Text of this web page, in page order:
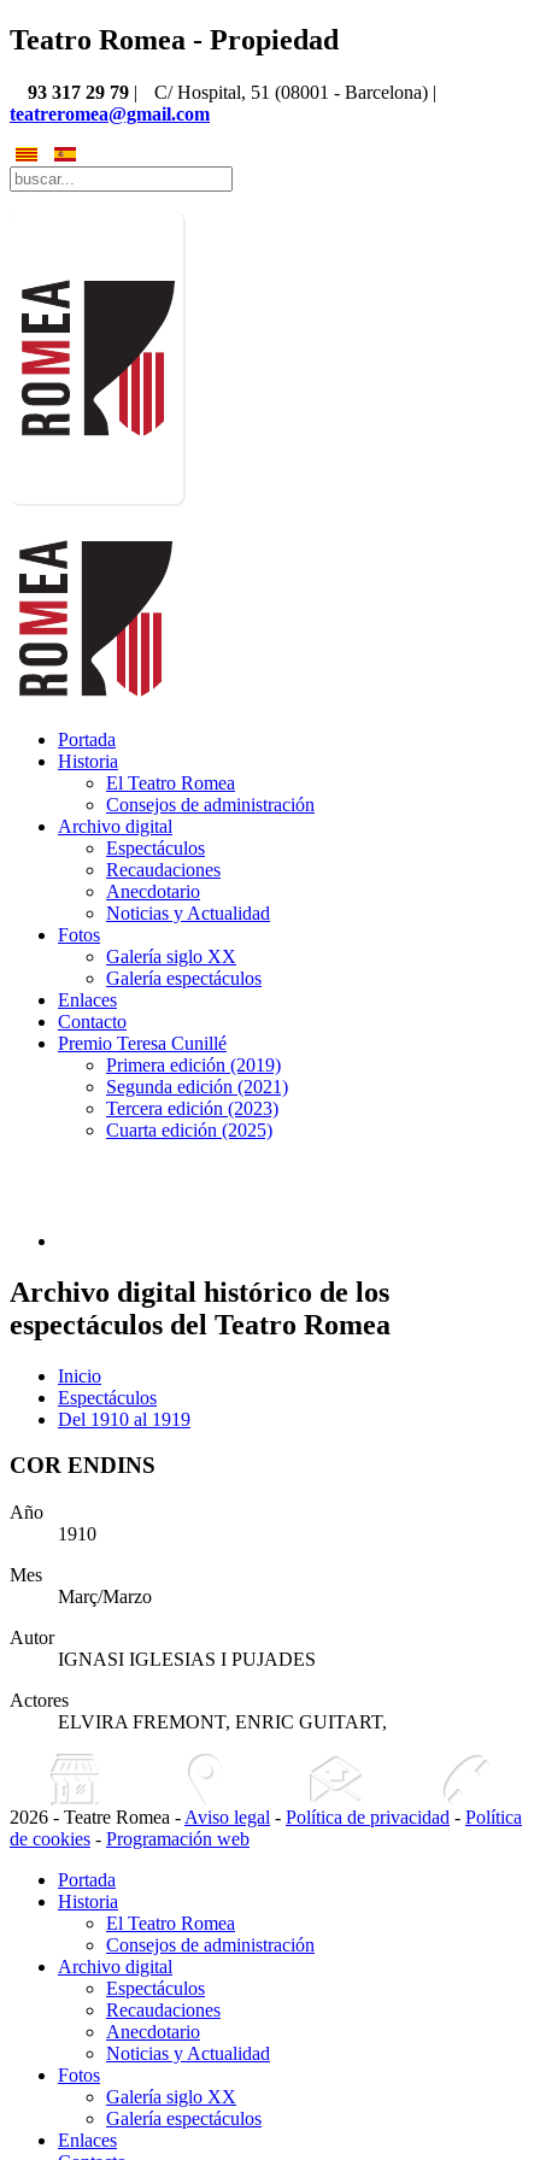
Teatro Romea - Propiedad
93 317 29 79 |
C/ Hospital, 51 (08001 - Barcelona) |
teatreromea@gmail.com
Portada
Historia
El Teatro Romea
Consejos de administración
Archivo digital
Espectáculos
Recaudaciones
Anecdotario
Noticias y Actualidad
Fotos
Galería siglo XX
Galería espectáculos
Enlaces
Contacto
Premio Teresa Cunillé
Primera edición (2019)
Segunda edición (2021)
Tercera edición (2023)
Cuarta edición (2025)
Archivo digital histórico de los
espectáculos del Teatro Romea
Inicio
Espectáculos
Del 1910 al 1919
COR ENDINS
Año
1910
Mes
Març/Marzo
Autor
IGNASI IGLESIAS I PUJADES
Actores
ELVIRA FREMONT, ENRIC GUITART,
2026 - Teatre Romea - Aviso legal - Política de privacidad - Política
de cookies - Programación web
Portada
Historia
El Teatro Romea
Consejos de administración
Archivo digital
Espectáculos
Recaudaciones
Anecdotario
Noticias y Actualidad
Fotos
Galería siglo XX
Galería espectáculos
Enlaces